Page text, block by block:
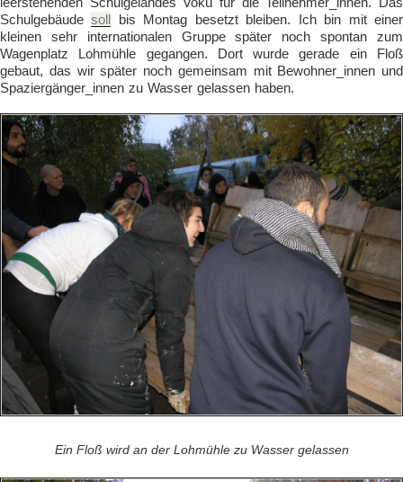
Schulgebäudesoll bis Montag besetzt bleiben. Ich bin mit einer
kleinen sehr internationalen Gruppe später noch spontan zum
Wagenplatz Lohmühle gegangen. Dort wurde gerade ein Floß
gebaut, das wir später noch gemeinsam mit Bewohner_innen und
Spaziergänger_innen zu Wasser gelassen haben.
Ein Floß wird an der Lohmühle zu Wasser gelassen